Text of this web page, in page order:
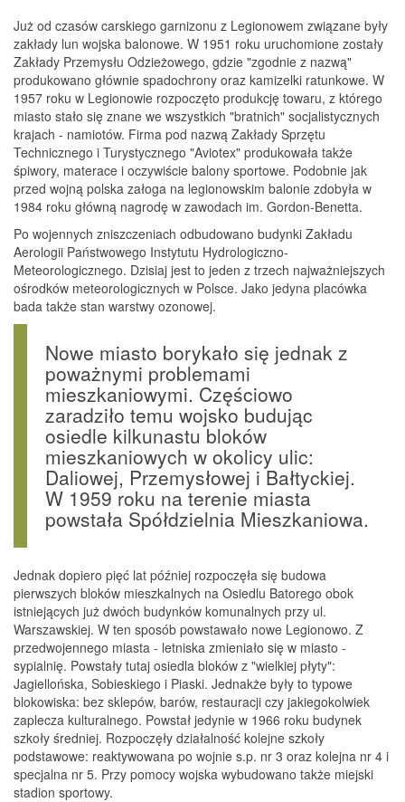
Już od czasów carskiego garnizonu z Legionowem związane były
zakłady lun wojska balonowe. W 1951 roku uruchomione zostały
Zakłady Przemysłu Odzieżowego, gdzie "zgodnie z nazwą"
produkowano głównie spadochrony oraz kamizelki ratunkowe. W
1957 roku w Legionowie rozpoczęto produkcję towaru, z którego
miasto stało się znane we wszystkich "bratnich" socjalistycznych
krajach - namiotów. Firma pod nazwą Zakłady Sprzętu
Technicznego i Turystycznego "Aviotex" produkowała także
śpiwory, materace i oczywiście balony sportowe. Podobnie jak
przed wojną polska załoga na legionowskim balonie zdobyła w
1984 roku główną nagrodę w zawodach im. Gordon-Benetta.
Po wojennych zniszczeniach odbudowano budynki Zakładu
Aerologii Państwowego Instytutu Hydrologiczno-
Meteorologicznego. Dzisiaj jest to jeden z trzech najważniejszych
ośrodków meteorologicznych w Polsce. Jako jedyna placówka
bada także stan warstwy ozonowej.
Nowe miasto borykało się jednak z
poważnymi problemami
mieszkaniowymi. Częściowo
zaradziło temu wojsko budując
osiedle kilkunastu bloków
mieszkaniowych w okolicy ulic:
Daliowej, Przemysłowej i Bałtyckiej.
W 1959 roku na terenie miasta
powstała Spółdzielnia Mieszkaniowa.
Jednak dopiero pięć lat później rozpoczęła się budowa
pierwszych bloków mieszkalnych na Osiedlu Batorego obok
istniejących już dwóch budynków komunalnych przy ul.
Warszawskiej. W ten sposób powstawało nowe Legionowo. Z
przedwojennego miasta - letniska zmieniało się w miasto -
sypialnię. Powstały tutaj osiedla bloków z "wielkiej płyty":
Jagiellońska, Sobieskiego i Piaski. Jednakże były to typowe
blokowiska: bez sklepów, barów, restauracji czy jakiegokolwiek
zaplecza kulturalnego. Powstał jedynie w 1966 roku budynek
szkoły średniej. Rozpoczęły działalność kolejne szkoły
podstawowe: reaktywowana po wojnie s.p. nr 3 oraz kolejna nr 4 i
specjalna nr 5. Przy pomocy wojska wybudowano także miejski
stadion sportowy.